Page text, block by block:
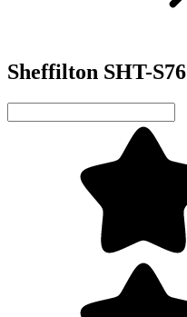
Sheffilton SHT-S76